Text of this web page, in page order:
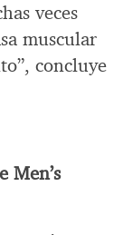
veces
muscular
concluye
Men’s